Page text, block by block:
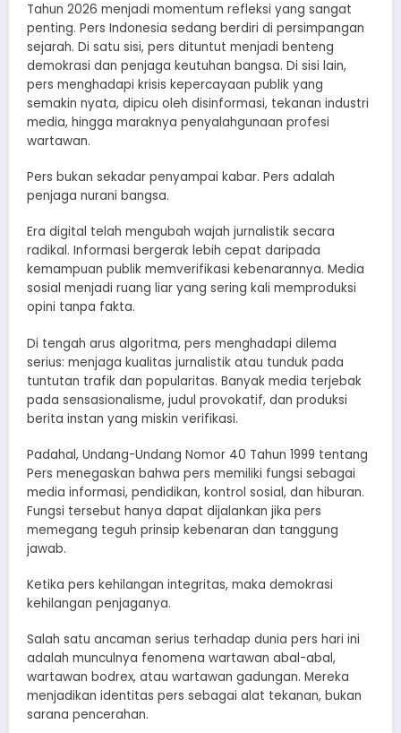
Tahun 2026 menjadi momentum refleksi yang sangat
penting. Pers Indonesia sedang berdiri di persimpangan
sejarah. Di satu sisi, pers dituntut menjadi benteng
demokrasi dan penjaga keutuhan bangsa. Di sisi lain,
pers menghadapi krisis kepercayaan publik yang
semakin nyata, dipicu oleh disinformasi, tekanan industri
media, hingga maraknya penyalahgunaan profesi
wartawan.
Pers bukan sekadar penyampai kabar. Pers adalah
penjaga nurani bangsa.
Era digital telah mengubah wajah jurnalistik secara
radikal. Informasi bergerak lebih cepat daripada
kemampuan publik memverifikasi kebenarannya. Media
sosial menjadi ruang liar yang sering kali memproduksi
opini tanpa fakta.
Di tengah arus algoritma, pers menghadapi dilema
serius: menjaga kualitas jurnalistik atau tunduk pada
tuntutan trafik dan popularitas. Banyak media terjebak
pada sensasionalisme, judul provokatif, dan produksi
berita instan yang miskin verifikasi.
Padahal, Undang-Undang Nomor 40 Tahun 1999 tentang
Pers menegaskan bahwa pers memiliki fungsi sebagai
media informasi, pendidikan, kontrol sosial, dan hiburan.
Fungsi tersebut hanya dapat dijalankan jika pers
memegang teguh prinsip kebenaran dan tanggung
jawab.
Ketika pers kehilangan integritas, maka demokrasi
kehilangan penjaganya.
Salah satu ancaman serius terhadap dunia pers hari ini
adalah munculnya fenomena wartawan abal-abal,
wartawan bodrex, atau wartawan gadungan. Mereka
menjadikan identitas pers sebagai alat tekanan, bukan
sarana pencerahan.